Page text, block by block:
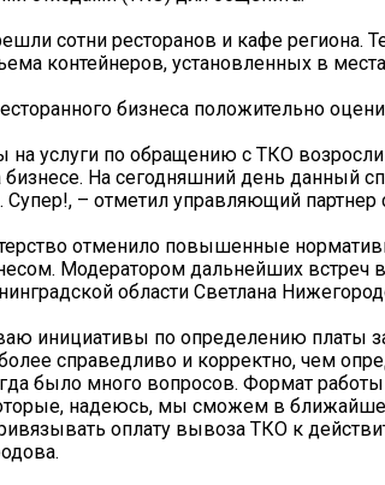
сотни ресторанов и кафе региона.
контейнеров, установленных в
бизнеса положительно
на услуги по обращению с ТКО
бизнесе. На сегодняшний день данный
– отметил управляющий
отменило повышенные
Модератором дальнейших встреч
области Светлана
инициативы по определению платы
справедливо и корректно, чем
было много вопросов. Формат
надеюсь, мы сможем в
оплату вывоза ТКО к